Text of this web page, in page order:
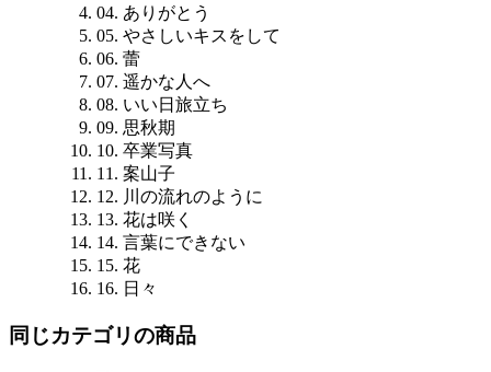
04. ありがとう
05. やさしいキスをして
06. 蕾
07. 遥かな人へ
08. いい日旅立ち
09. 思秋期
10. 卒業写真
11. 案山子
12. 川の流れのように
13. 花は咲く
14. 言葉にできない
15. 花
16. 日々
同じカテゴリの商品